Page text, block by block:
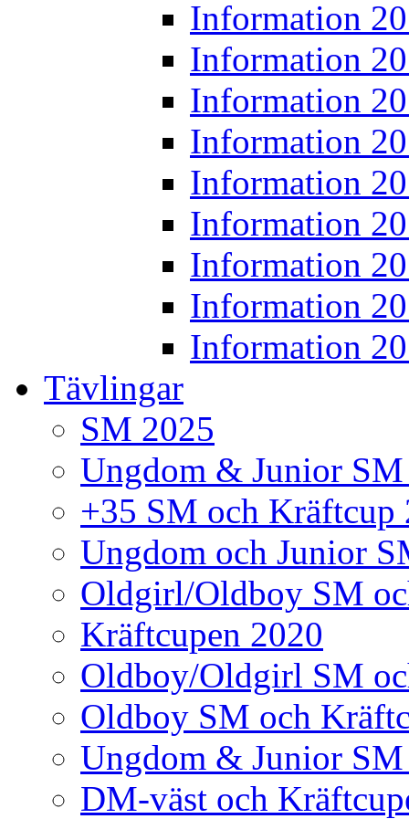
Information
Information
Information
Information
Information
Information
Information
Information
Information
Tävlingar
SM 2025
Ungdom & Junior
+35 SM och Kräftcup
Ungdom och Junior
Oldgirl/Oldboy SM
Kräftcupen 2020
Oldboy/Oldgirl SM
Oldboy SM och
Ungdom & Junior
DM-väst och